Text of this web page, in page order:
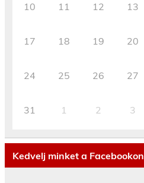
10 11 12 13
17 18 19 20
24 25 26 27
31 1 2 3
Kedvelj minket a Facebookon